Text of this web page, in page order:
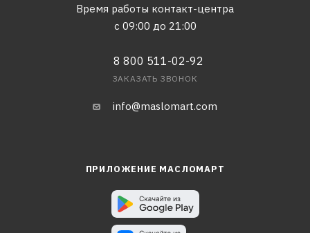
Время работы контакт-центра
с 09:00 до 21:00
8 800 511-02-92
ЗАКАЗАТЬ ЗВОНОК
info@maslomart.com
ПРИЛОЖЕНИЕ МАСЛОМАРТ